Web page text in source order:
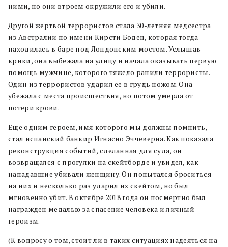
ними, но они втроем окружили его и убили.
Другой жертвой террористов стала 30-летняя медсестра
из Австралии по имени Кирсти Боден, которая тогда
находилась в баре под Лондонским мостом. Услышав
крики, она выбежала на улицу и начала оказывать первую
помощь мужчине, которого тяжело ранили террористы.
Один из террористов ударил ее в грудь ножом. Она
убежала с места происшествия, но потом умерла от
потери крови.
Еще одним героем, имя которого мы должны помнить,
стал испанский банкир Игнасио Эччевериа. Как показала
реконструкция событий, сделанная для суда, он
возвращался с прогулки на скейтборде и увидел, как
нападавшие убивали женщину. Он попытался броситься
на них и несколько раз ударил их скейтом, но был
мгновенно убит. В октябре 2018 года он посмертно был
награжден медалью за спасение человека и личный
героизм.
(К вопросу о том, стоит ли в таких ситуациях надеяться на